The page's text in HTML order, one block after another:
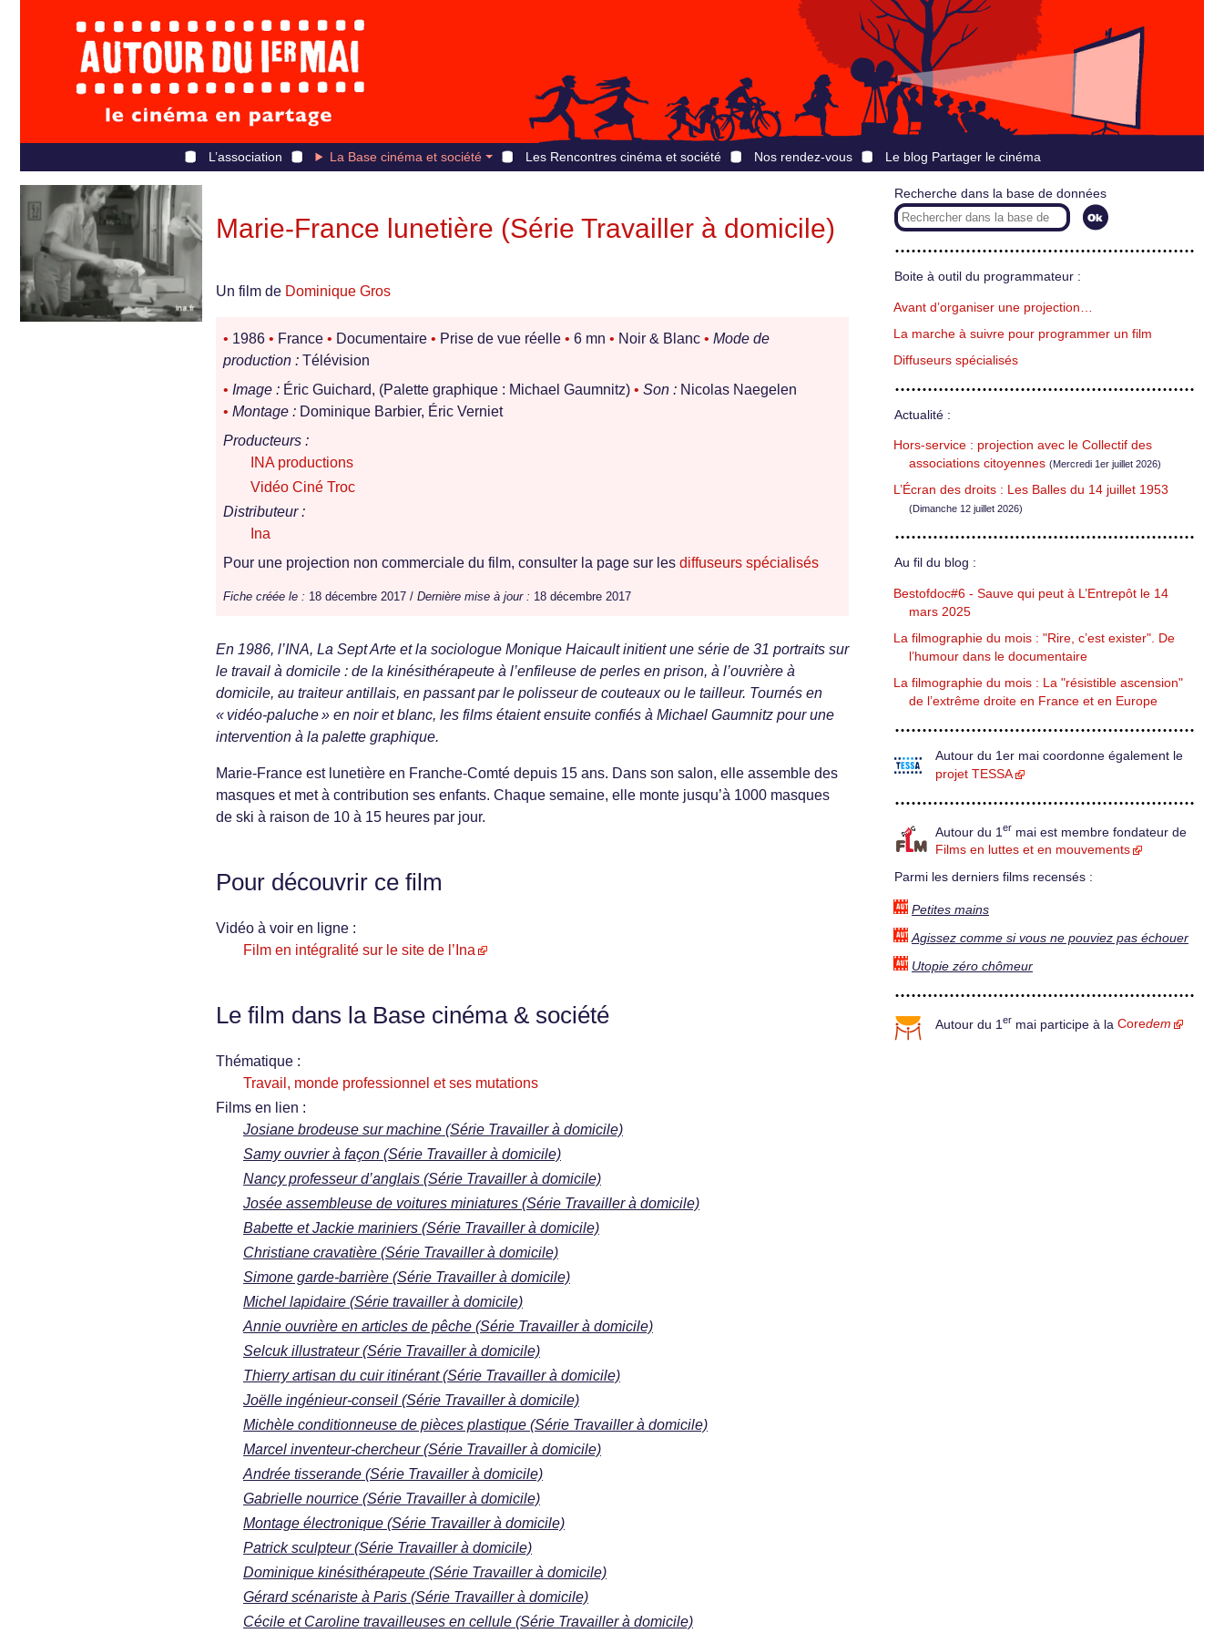
L’association La Base cinéma et société Les Rencontres cinéma et société Nos rendez-vous Le blog Partager le cinéma
Marie-France lunetière (Série Travailler à domicile)
Un film de Dominique Gros
• 1986 • France • Documentaire • Prise de vue réelle • 6 mn • Noir & Blanc • Mode de
production : Télévision
• Image : Éric Guichard, (Palette graphique : Michael Gaumnitz) • Son : Nicolas Naegelen
• Montage : Dominique Barbier, Éric Verniet
Producteurs :
INA productions
Vidéo Ciné Troc
Distributeur :
Ina
Pour une projection non commerciale du film, consulter la page sur les diffuseurs spécialisés
Fiche créée le : 18 décembre 2017 / Dernière mise à jour : 18 décembre 2017
En 1986, l’INA, La Sept Arte et la sociologue Monique Haicault initient une série de 31 portraits sur
le travail à domicile : de la kinésithérapeute à l’enfileuse de perles en prison, à l’ouvrière à
domicile, au traiteur antillais, en passant par le polisseur de couteaux ou le tailleur. Tournés en
« vidéo-paluche » en noir et blanc, les films étaient ensuite confiés à Michael Gaumnitz pour une
intervention à la palette graphique.
Marie-France est lunetière en Franche-Comté depuis 15 ans. Dans son salon, elle assemble des
masques et met à contribution ses enfants. Chaque semaine, elle monte jusqu’à 1000 masques
de ski à raison de 10 à 15 heures par jour.
Pour découvrir ce film
Vidéo à voir en ligne :
Film en intégralité sur le site de l’Ina
Le film dans la Base cinéma & société
Thématique :
Travail, monde professionnel et ses mutations
Films en lien :
Josiane brodeuse sur machine (Série Travailler à domicile)
Samy ouvrier à façon (Série Travailler à domicile)
Nancy professeur d’anglais (Série Travailler à domicile)
Josée assembleuse de voitures miniatures (Série Travailler à domicile)
Babette et Jackie mariniers (Série Travailler à domicile)
Christiane cravatière (Série Travailler à domicile)
Simone garde-barrière (Série Travailler à domicile)
Michel lapidaire (Série travailler à domicile)
Annie ouvrière en articles de pêche (Série Travailler à domicile)
Selcuk illustrateur (Série Travailler à domicile)
Thierry artisan du cuir itinérant (Série Travailler à domicile)
Joëlle ingénieur-conseil (Série Travailler à domicile)
Michèle conditionneuse de pièces plastique (Série Travailler à domicile)
Marcel inventeur-chercheur (Série Travailler à domicile)
Andrée tisserande (Série Travailler à domicile)
Gabrielle nourrice (Série Travailler à domicile)
Montage électronique (Série Travailler à domicile)
Patrick sculpteur (Série Travailler à domicile)
Dominique kinésithérapeute (Série Travailler à domicile)
Gérard scénariste à Paris (Série Travailler à domicile)
Cécile et Caroline travailleuses en cellule (Série Travailler à domicile)
Recherche dans la base de données
Boite à outil du programmateur :
Avant d’organiser une projection…
La marche à suivre pour programmer un film
Diffuseurs spécialisés
Actualité :
Hors-service : projection avec le Collectif des
associations citoyennes (Mercredi 1er juillet 2026)
L’Écran des droits : Les Balles du 14 juillet 1953
(Dimanche 12 juillet 2026)
Au fil du blog :
Bestofdoc#6 - Sauve qui peut à L’Entrepôt le 14
mars 2025
La filmographie du mois : "Rire, c’est exister". De
l’humour dans le documentaire
La filmographie du mois : La "résistible ascension"
de l’extrême droite en France et en Europe
Autour du 1er mai coordonne également le
projet TESSA
Autour du 1 er mai est membre fondateur de
Films en luttes et en mouvements
Parmi les derniers films recensés :
Petites mains
Agissez comme si vous ne pouviez pas échouer
Utopie zéro chômeur
Autour du 1 er mai participe à la Coredem